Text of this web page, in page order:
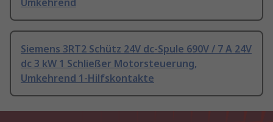
Umkehrend
Siemens 3RT2 Schütz 24V dc-Spule 690V / 7 A 24V
dc 3 kW 1 Schließer Motorsteuerung,
Umkehrend 1-Hilfskontakte